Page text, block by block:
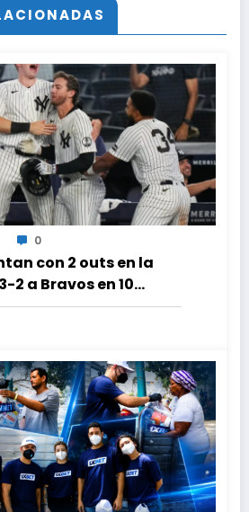
0
con 2 outs en la
2 a Bravos en 10
lluvia